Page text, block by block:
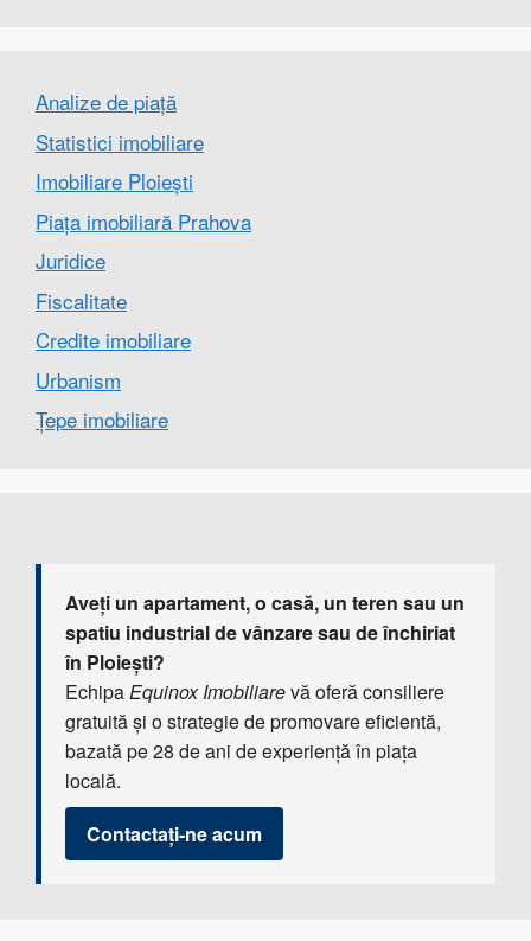
Analize de piață
Statistici imobiliare
Imobiliare Ploiești
Piața imobiliară Prahova
Juridice
Fiscalitate
Credite imobiliare
Urbanism
Țepe imobiliare
Aveți un apartament, o casă, un teren sau un
spatiu industrial de vânzare sau de închiriat
în Ploiești?
EchipaEquinox Imobiliarevă oferă consiliere
gratuită și o strategie de promovare eficientă,
bazată pe 28 de ani de experiență în piața
locală.
Contactați-ne acum